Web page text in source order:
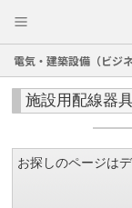
電気・建築設備（ビジネ
施設用配線器
お探しのページは